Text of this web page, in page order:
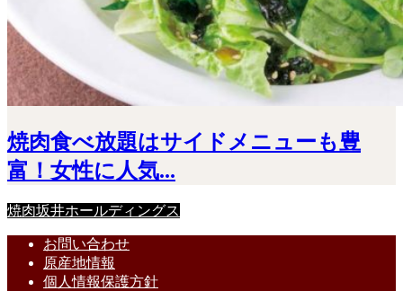
焼肉食べ放題はサイドメニューも豊
富！女性に人気...
焼肉坂井ホールディングス
お問い合わせ
原産地情報
個人情報保護方針